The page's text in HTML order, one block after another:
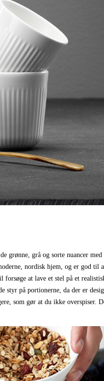
grønne, grå og sorte nuancer med
nordisk hjem, og er god til
at lave et stel på et
styr på portionerne, da der er
som gør at du ikke overspiser.